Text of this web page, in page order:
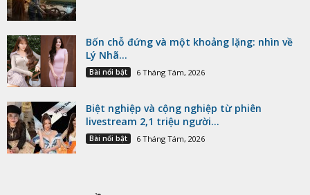
Bốn chỗ đứng và một khoảng lặng: nhìn về
Lý Nhã...
Bài nổi bật 6 Tháng Tám, 2026
Biệt nghiệp và cộng nghiệp từ phiên
livestream 2,1 triệu người...
Bài nổi bật 6 Tháng Tám, 2026